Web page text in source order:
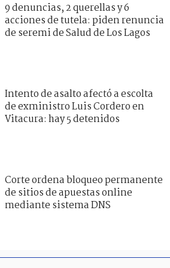
9 denuncias, 2 querellas y 6
acciones de tutela: piden renuncia
de seremi de Salud de Los Lagos
Intento de asalto afectó a escolta
de exministro Luis Cordero en
Vitacura: hay 5 detenidos
Corte ordena bloqueo permanente
de sitios de apuestas online
mediante sistema DNS